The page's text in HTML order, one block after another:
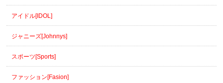
アイドル[IDOL]
ジャニーズ[Johnnys]
スポーツ[Sports]
ファッション[Fasion]